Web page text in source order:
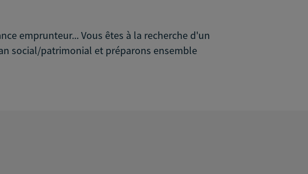
emprunteur... Vous êtes à la recherche d'un
social/patrimonial et préparons ensemble